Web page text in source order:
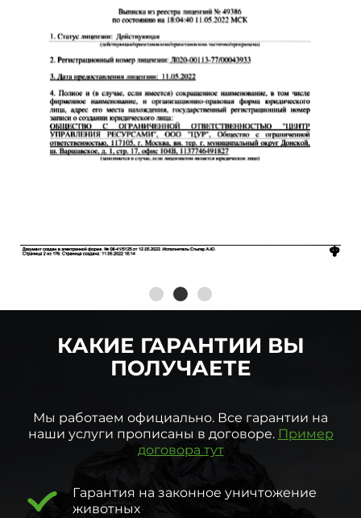
КАКИЕ ГАРАНТИИ ВЫ
ПОЛУЧАЕТЕ
Мы работаем официально. Все гарантии на
наши услуги прописаны в договоре. Пример
договора тут
Гарантия на законное уничтожение
животных